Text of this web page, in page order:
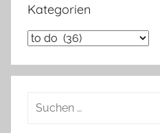
Kategorien
Kategorien
Suchen